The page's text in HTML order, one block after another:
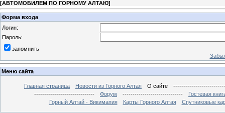
[АВТОМОБИЛЕМ ПО ГОРНОМУ АЛТАЮ]
Форма входа
Логин:
Пароль:
запомнить
Меню сайта
Главная страница Новости из Горного Алтая О сайте
------------------------------
Форум ------------------------------
Гостевая
Горный Алтай - Викимапия
Карты Горного Алтая Спутниковые